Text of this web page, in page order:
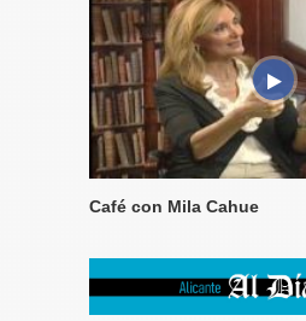
Café con Mila Cahue